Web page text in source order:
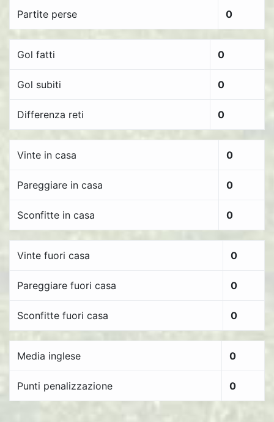
Partite perse 0
Gol fatti 0
Gol subiti 0
Differenza reti 0
Vinte in casa 0
Pareggiare in casa 0
Sconfitte in casa 0
Vinte fuori casa 0
Pareggiare fuori casa 0
Sconfitte fuori casa 0
Media inglese 0
Punti penalizzazione 0